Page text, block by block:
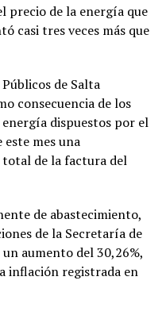
precio de la energía que
casi tres veces más que
de Salta
consecuencia de los
dispuestos por el
mes una
total de la factura del
de abastecimiento,
de la Secretaría de
aumento del 30,26%,
inflación registrada en